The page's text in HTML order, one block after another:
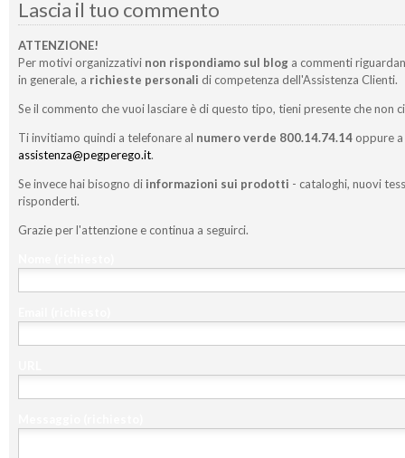
Lascia il tuo commento
ATTENZIONE!
Per motivi organizzativi non rispondiamo sul bloga commenti
in generale, a richieste personali di competenza dell'Assistenza Clienti.
Se il commento che vuoi lasciare è di questo tipo, tieni presente che non
Ti invitiamo quindi a telefonare al numero verde 800.14.74.14oppure a
assistenza@pegperego.it.
Se invece hai bisogno di informazioni sui prodotti - cataloghi, nuovi
risponderti.
Grazie per l'attenzione e continua a seguirci.